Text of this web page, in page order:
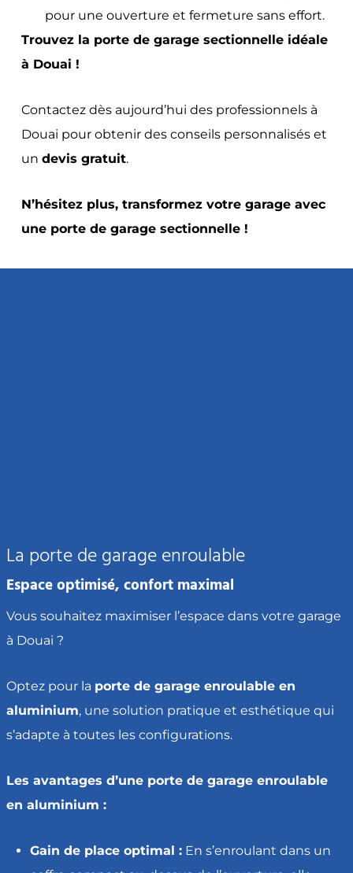
pour une ouverture et fermeture sans effort.
Trouvez la porte de garage sectionnelle idéale
à Douai !
Contactez dès aujourd’hui des professionnels à
Douai pour obtenir des conseils personnalisés et
un devis gratuit.
N’hésitez plus, transformez votre garage avec
une porte de garage sectionnelle !
La porte de garage enroulable
Espace optimisé, confort maximal
Vous souhaitez maximiser l’espace dans votre garage
à Douai ?
Optez pour la porte de garage enroulable en
aluminium, une solution pratique et esthétique qui
s’adapte à toutes les configurations.
Les avantages d’une porte de garage enroulable
en aluminium :
Gain de place optimal :En s’enroulant dans un